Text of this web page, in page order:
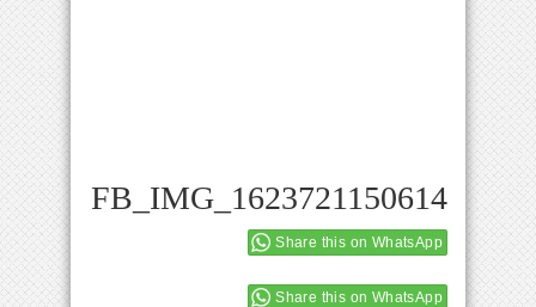
FB_IMG_1623721150614
Share this on WhatsApp
Share this on WhatsApp